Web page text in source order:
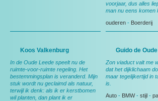
voorjaar, dus alles
man nu eens komen
ouderen - Boerderij
Koos Valkenburg
In de Oude Leede speelt nu de
ruimte-voor-ruimte regeling. Het
bestemmingsplan is veranderd. Mijn
stuk wordt nu geclaimd als natuur,
terwijl ik denk: als ik er kerstbomen
wil planten, dan plant ik er
Guido de Oude
Zon viaduct valt me
dat het dijklichaam
maar tegelijkertijd in
is.
Auto - BMW- stijl -